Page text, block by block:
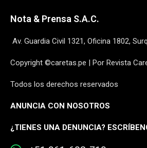
Nota & Prensa S.A.C.
Av. Guardia Civil 1321, Oficina 1802,
Copyright ©caretas.pe | Por Revista
Todos los derechos reservados
ANUNCIA CON NOSOTROS
¿TIENES UNA DENUNCIA?